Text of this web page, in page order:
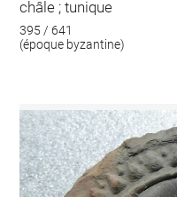
châle ; tunique
395 / 641
(époque byzantine)